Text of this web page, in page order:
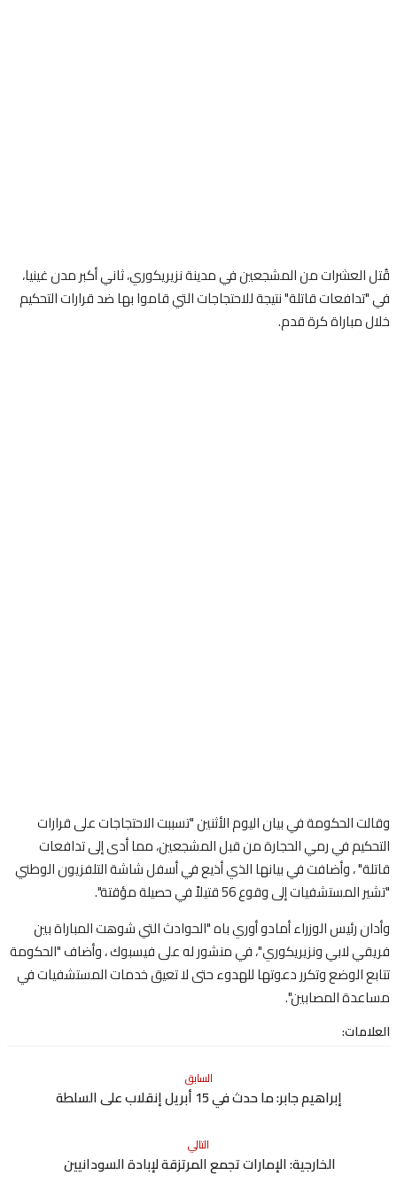
من المشجعين في مدينة نزيريكوري، ثاني أكبر مدن غينيا،
قاتلة" نتيجة للاحتجاجات التي قاموا بها ضد قرارات التحكيم
كرة قدم.
الحكومة في بيان اليوم الأثنين "تسببت الاحتجاجات على قرارات
في رمي الحجارة من قبل المشجعين، مما أدى إلى تدافعات
، وأضافت في بيانها الذي أذيع في أسفل شاشة التلفزيون الوطني
إلى وقوع 56 قتيلاً في حصيلة مؤقتة".
رئيس الوزراء أمادو أوري باه "الحوادث التي شوهت المباراة بين
لابي ونزيريكوري"، في منشور له على فيسبوك ، وأضاف "الحكومة
الوضع وتكرر دعوتها للهدوء حتى لا تعيق خدمات المستشفيات في
المصابين".
إبراهيم جابر: ما حدث في 15 أبريل إنقلاب على السلطة
الخارجية: الإمارات تجمع المرتزقة لإبادة السودانيين